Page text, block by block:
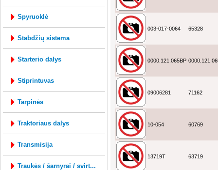
spyruoklė
stabdžių sistema
starterio dalys
stiprintuvas
tarpinės
traktoriaus dalys
transmisija
traukės / šarnyrai / svirt...
003-017-0064 65328
0000.121.065BP
09006281 71162
10-054 60769
13719T 63719